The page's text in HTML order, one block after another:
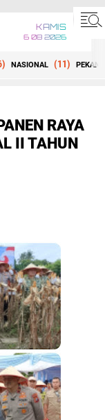
KAMIS
6 08 2026
NASIONAL (11)
RAYA
II TAHUN